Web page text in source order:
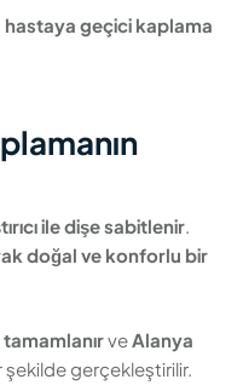
hastaya geçici kaplama
ile dişe sabitlenir.
doğal ve konforlu bir
veAlanya
şekilde gerçekleştirilir.